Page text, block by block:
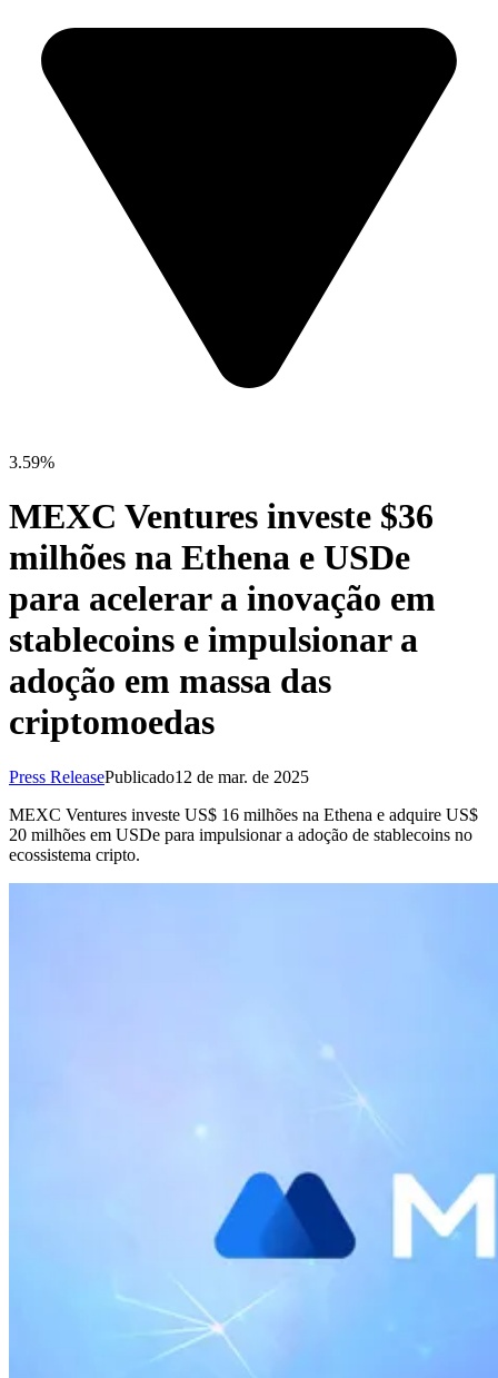
3.59%
MEXC Ventures investe $36
milhões na Ethena e USDe
para acelerar a inovação em
stablecoins e impulsionar a
adoção em massa das
criptomoedas
Press ReleasePublicado12 de mar. de 2025
MEXC Ventures investe US$ 16 milhões na Ethena e adquire US$
20 milhões em USDe para impulsionar a adoção de stablecoins no
ecossistema cripto.